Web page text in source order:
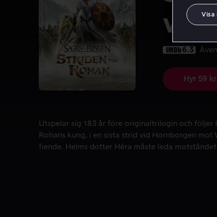
vid
6.3
Hyr 59 kr
Utspelar sig 183 år före originaltrilogin och följer
Utspelar sig 183 år före originaltrilogin och följer
Rohans kung, i en sista strid vid Hornborgen mot
fiende. Helms dotter Héra måste leda
Visa